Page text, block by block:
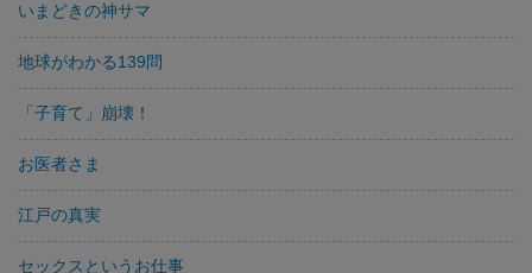
いまどきの神サマ
地球がわかる139問
「子育て」崩壊！
お医者さま
江戸の真実
セックスというお仕事